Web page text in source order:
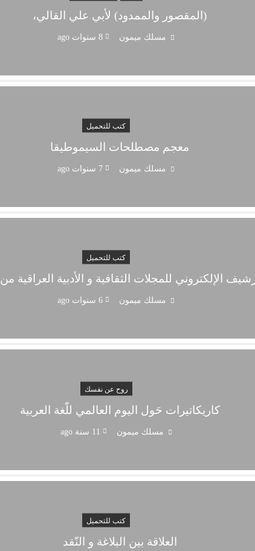
(المقصور والممدود) لأبي علي القالي،
مسلك ميمون 8 سنوات ago
كتب للتحميل
معجم مصطلحات السيموطيقا
مسلك ميمون 7 سنوات ago
كتب للتحميل
الإلكتروني للمجلات الثقافية و الأدبية العراقية من 1950
مسلك ميمون 6 سنوات ago
روح عن نفسك
كاريكاتيرات حَول اليوم العالمي للّغة العربية
مسلك ميمون 11 سنة ago
كتب للتحميل
العلاقة بين البلاغة و النّقد